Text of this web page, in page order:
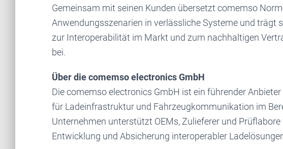
Gemeinsam mit seinen Kunden übersetzt comemso
Anwendungsszenarien in verlässliche Systeme und trägt
zur Interoperabilität im Markt und zum nachhaltigen
bei.
Über die comemso electronics GmbH
Die comemso electronics GmbH ist ein führender
für Ladeinfrastruktur und Fahrzeugkommunikation im
Unternehmen unterstützt OEMs, Zulieferer und
Entwicklung und Absicherung interoperabler